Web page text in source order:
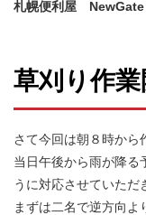
札幌便利屋 NewGate
草刈り作業
さて今回は朝８時から
当日午後から雨が降る
うに対応させていただ
まずは二名で逆方向よ